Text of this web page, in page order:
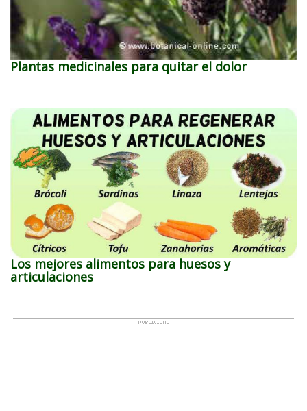
Plantas medicinales para quitar el dolor
Los mejores alimentos para huesos y
articulaciones